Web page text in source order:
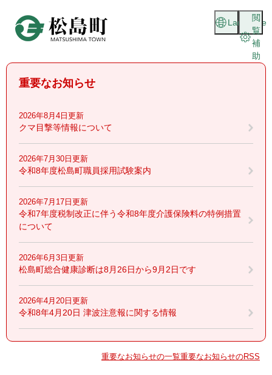
頭
閲
覧
補
助
Language
重要なお知らせ
2026年8月4日更新
クマ目撃等情報について
2026年7月30日更新
令和8年度松島町職員採用試験案内
2026年7月17日更新
令和7年度税制改正に伴う令和8年度介護保険料の特例措置
について
2026年6月3日更新
松島町総合健康診断は8月26日から9月2日です
2026年4月20日更新
令和8年4月20日 津波注意報に関する情報
重要なお知らせの一覧重要なお知らせのRSS